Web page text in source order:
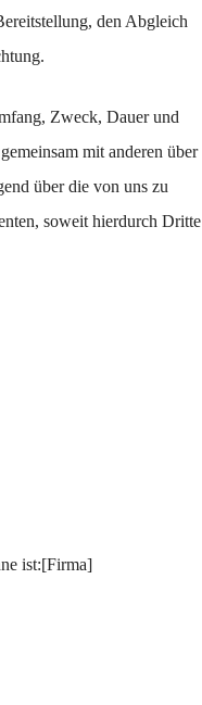
den Abgleich
Zweck, Dauer und
mit anderen über
über die von uns zu
soweit hierdurch Dritte
ist:[Firma]